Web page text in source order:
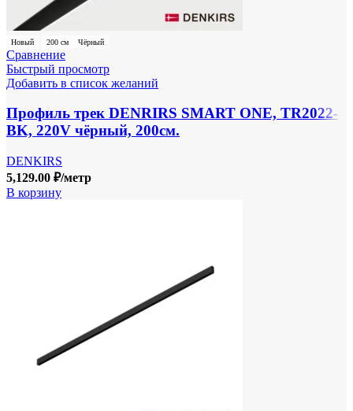
Новый 200 см Чёрный
Сравнение
Быстрый просмотр
Добавить в список желаний
Профиль трек DENRIRS SMART ONE, TR2022-
BK, 220V чёрный, 200см.
DENKIRS
5,129.00 ₽/метр
В корзину